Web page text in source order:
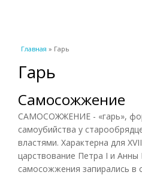
Вы здесь
Главная » Гарь
Гарь
Самосожжение
САМОСОЖЖЕНИЕ - «гарь»,
самоубийства у
властями. Характерна для
царствование Петра I и
самосожжения запирались в